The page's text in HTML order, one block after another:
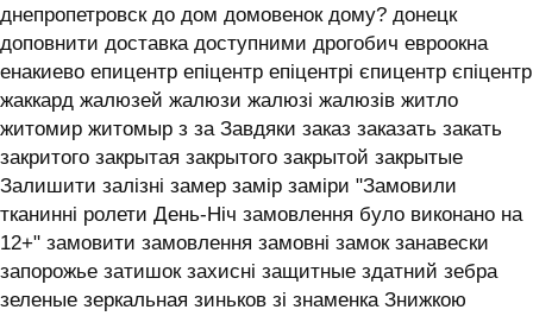
днепропетровск до дом домовенок дому? донецк
доповнити доставка доступними дрогобич евроокна
енакиево епицентр епіцентр епіцентрі єпицентр єпіцентр
жаккард жалюзей жалюзи жалюзі жалюзів житло
житомир житомыр з за Завдяки заказ заказать закать
закритого закрытая закрытого закрытой закрытые
Залишити залізні замер замір заміри "Замовили
тканинні ролети День-Ніч замовлення було виконано на
12+" замовити замовлення замовні замок занавески
запорожье затишок захисні защитные здатний зебра
зеленые зеркальная зиньков зі знаменка Знижкою